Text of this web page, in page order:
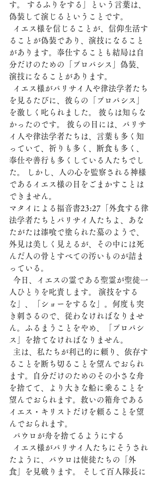
す。 するふりをする」という言葉は、
偽装して演じるということです。
ることが偽装であり、演技になること
があります。奉仕することも結局は自
分だけのための「プロパシス」偽装、
演技になることがあります。
を見るたびに、彼らの「プロパシス」
を激しく叱られました。 彼らは知らな
かったのです。 彼らの目には、パリサ
イ人や律法学者たちは、言葉も多く知
っていて、祈りも多く、断食も多く、
奉仕や善行も多くしている人たちでし
た。 しかし、人の心を監察される神様
であるイエス様の目をごまかすことは
できません。
マタイによる福音書23:27「外食する律
法学者たちとパリサイ人たちよ、あな
たがたは漆喰で塗られた墓のようで、
外見は美しく見えるが、その中には死
んだ人の骨とすべての汚いものが詰ま
っている。
人ひとりを叱責します。 演技をする
な」、「ショーをするな」。何度も突
き刺さるので、従わなければなりませ
ん。ふるまうことをやめ、「プロパシ
ス」を捨てなければなりません。
ることを断ち切ることを望んでおられ
ます。自分だけのためのその小さな舟
を捨てて、より大きな船に乗ることを
望んでおられます。救いの箱舟である
イエス・キリストだけを頼ることを望
んでおられます。
  パウロが舟を捨てるようにする
たように、パウロは使徒たちの「外
食」を見破ります。 そして百人隊長に